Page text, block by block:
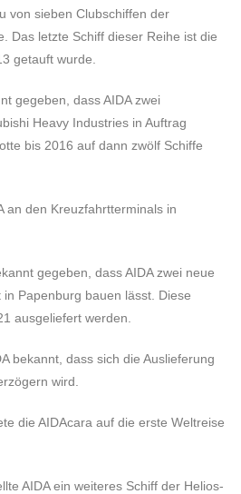
von sieben Clubschiffen der
Das letzte Schiff dieser Reihe ist die
getauft wurde.
gegeben, dass AIDA zwei
Heavy Industries in Auftrag
bis 2016 auf dann zwölf Schiffe
an den Kreuzfahrtterminals in
gegeben, dass AIDA zwei neue
Papenburg bauen lässt. Diese
ausgeliefert werden.
bekannt, dass sich die Auslieferung
wird.
die AIDAcara auf die erste Weltreise
AIDA ein weiteres Schiff der Helios-